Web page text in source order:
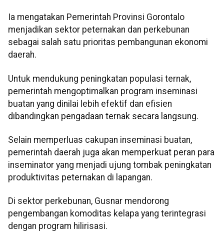
Ia mengatakan Pemerintah Provinsi Gorontalo
menjadikan sektor peternakan dan perkebunan
sebagai salah satu prioritas pembangunan ekonomi
daerah.
Untuk mendukung peningkatan populasi ternak,
pemerintah mengoptimalkan program inseminasi
buatan yang dinilai lebih efektif dan efisien
dibandingkan pengadaan ternak secara langsung.
Selain memperluas cakupan inseminasi buatan,
pemerintah daerah juga akan memperkuat peran para
inseminator yang menjadi ujung tombak peningkatan
produktivitas peternakan di lapangan.
Di sektor perkebunan, Gusnar mendorong
pengembangan komoditas kelapa yang terintegrasi
dengan program hilirisasi.